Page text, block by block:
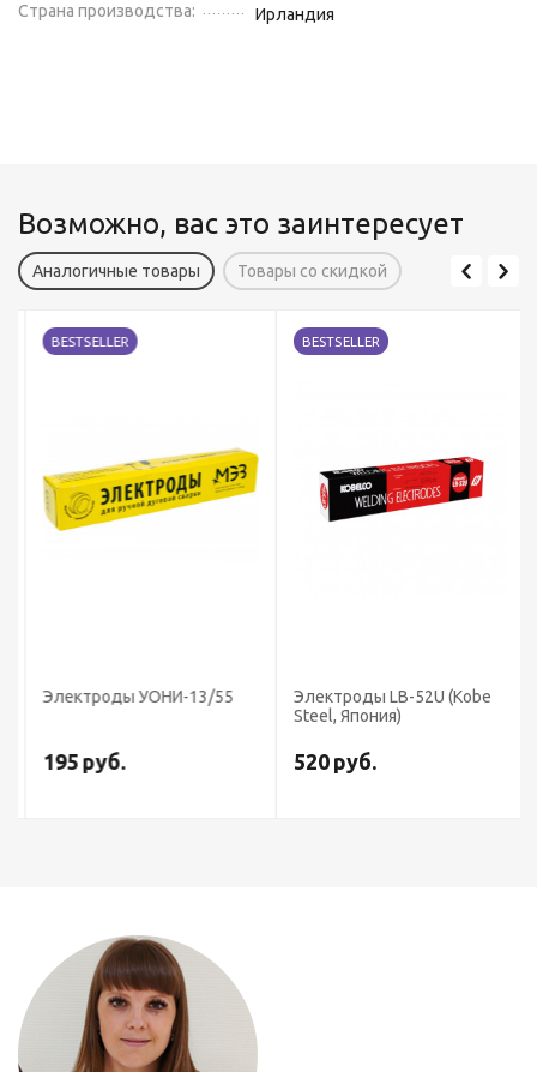
Страна производства: Ирландия
Возможно, вас это заинтересует
Аналогичные товары Товары со скидкой
BESTSELLER
Электроды УОНИ-13/55
195руб.
BESTSELLER
Электроды LB-52U (Kobe
Steel, Япония)
520руб.